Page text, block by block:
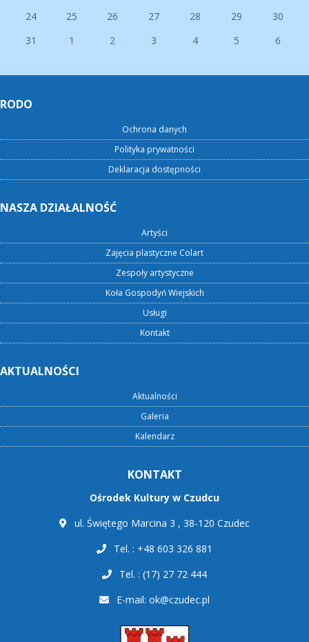
24
25 26 27 28 29
30
31
1 2 3 4 5 6
RODO
Ochrona danych
Polityka prywatności
Deklaracja dostępności
NASZA DZIAŁALNOŚĆ
Artyści
Zajęcia plastyczne Colart
Zespoły artystyczne
Koła Gospodyń Wiejskich
Usługi
Kontakt
AKTUALNOŚCI
Aktualności
Galeria
Kalendarz
KONTAKT
Ośrodek Kultury w Czudcu
ul. Świętego Marcina 3 , 38-120 Czudec
Tel. : +48 603 326 881
Tel. : (17) 27 72 444
E-mail: ok@czudec.pl